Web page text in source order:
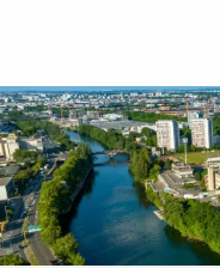
principal